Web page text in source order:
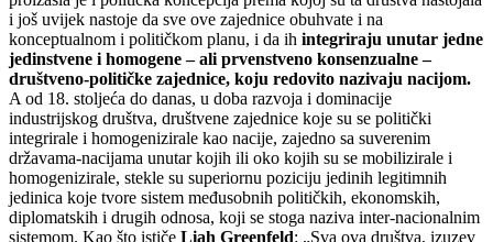
i još uvijek nastoje da sve ove zajednice obuhvate i na
konceptualnom i političkom planu, i da ih integriraju unutar jedne
jedinstvene i homogene – ali prvenstveno konsenzualne –
društveno-političke zajednice, koju redovito nazivaju nacijom.
A od 18. stoljeća do danas, u doba razvoja i dominacije
industrijskog društva, društvene zajednice koje su se politički
integrirale i homogenizirale kao nacije, zajedno sa suverenim
državama-nacijama unutar kojih ili oko kojih su se mobilizirale i
homogenizirale, stekle su superiornu poziciju jedinih legitimnih
jedinica koje tvore sistem međusobnih političkih, ekonomskih,
diplomatskih i drugih odnosa, koji se stoga naziva inter-nacionalnim
sistemom. Kao što ističe Liah Greenfeld: „Sva ova društva, izuzev